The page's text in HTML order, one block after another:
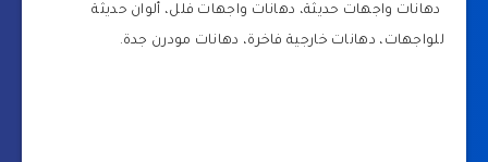
دهانات واجهات حديثة، دهانات واجهات فلل، ألوان حديثة
للواجهات، دهانات خارجية فاخرة، دهانات مودرن جدة.